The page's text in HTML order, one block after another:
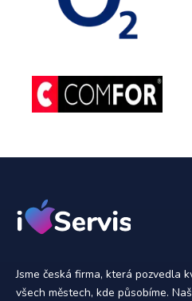
Jsme česká firma, která pozvedla
všech městech, kde působíme.